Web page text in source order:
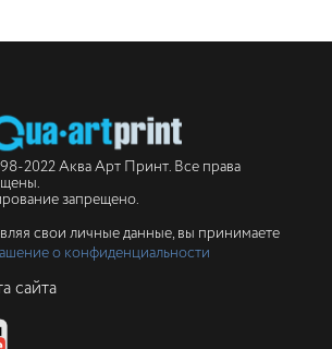
2022 Аква Арт Принт. Все права
запрещено.
свои личные данные, вы принимаете
о конфиденциальности
сайта